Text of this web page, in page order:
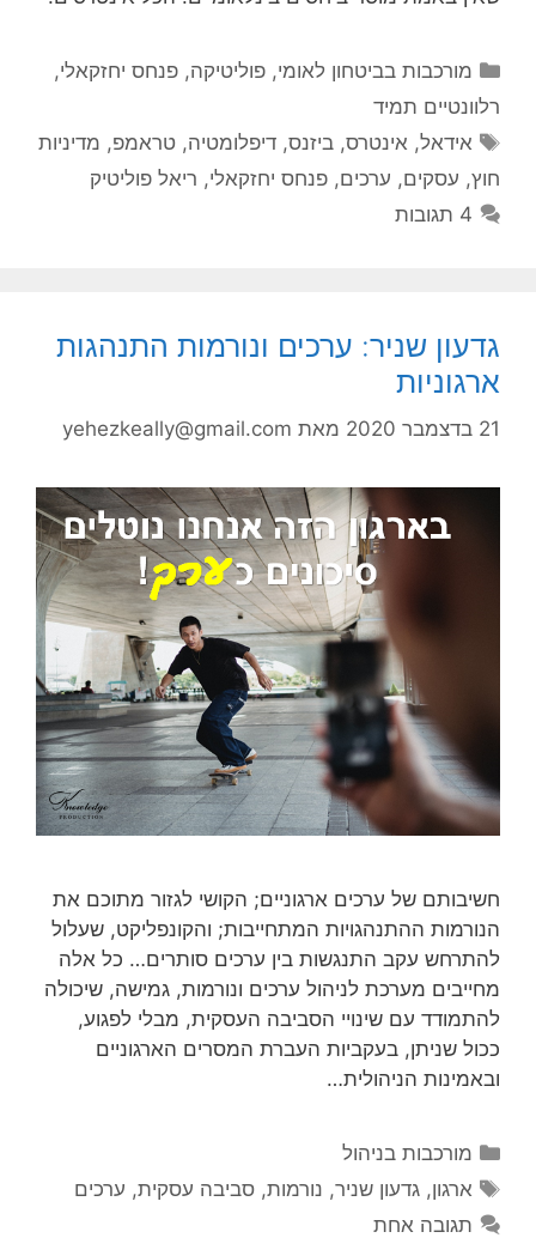
קטגוריות
מורכבות בביטחון לאומי,פוליטיקה,פנחס יחזקאלי,
רלוונטיים תמיד
תגיות
אידאל, אינטרס,ביזנס,דיפלומטיה,טראמפ, מדיניות
חוץ, עסקים, ערכים, פנחס יחזקאלי, ריאל פוליטיק
4 תגובות
גדעון שניר: ערכים ונורמות התנהגות
ארגוניות
21 בדצמבר 2020 מאת yehezkeally@gmail.com
חשיבותם של ערכים ארגוניים; הקושי לגזור מתוכם את
הנורמות ההתנהגויות המתחייבות; והקונפליקט, שעלול
להתרחש עקב התנגשות בין ערכים סותרים… כל אלה
מחייבים מערכת לניהול ערכים ונורמות, גמישה, שיכולה
להתמודד עם שינויי הסביבה העסקית, מבלי לפגוע,
ככול שניתן, בעקביות העברת המסרים הארגוניים
ובאמינות הניהולית…
קטגוריות
מורכבות בניהול
תגיות
ארגון,גדעון שניר, נורמות,סביבה עסקית, ערכים
תגובה אחת